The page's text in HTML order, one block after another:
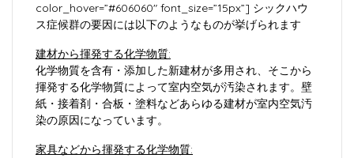
color_hover=”#606060″ font_size=”15px”] シックハウ
ス症候群の要因には以下のようなものが挙げられます
建材から揮発する化学物質:
化学物質を含有・添加した新建材が多用され、そこから
揮発する化学物質によって室内空気が汚染されます。壁
紙・接着剤・合板・塗料などあらゆる建材が室内空気汚
染の原因になっています。
家具などから揮発する化学物質: